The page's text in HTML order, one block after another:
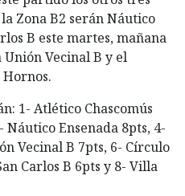
Zona B2 serán Náutico
B este martes, mañana
Vecinal B y el
Hornos.
1- Atlético Chascomús
Náutico Ensenada 8pts, 4-
Vecinal B 7pts, 6- Círculo
Carlos B 6pts y 8- Villa